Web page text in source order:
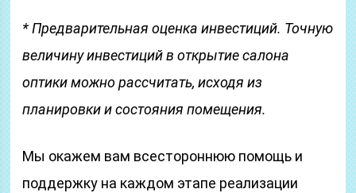
* Предварительная оценка инвестиций. Точную
величину инвестиций в открытие салона
оптики можно рассчитать, исходя из
планировки и состояния помещения.
Мы окажем вам всестороннюю помощь и
поддержку на каждом этапе реализации